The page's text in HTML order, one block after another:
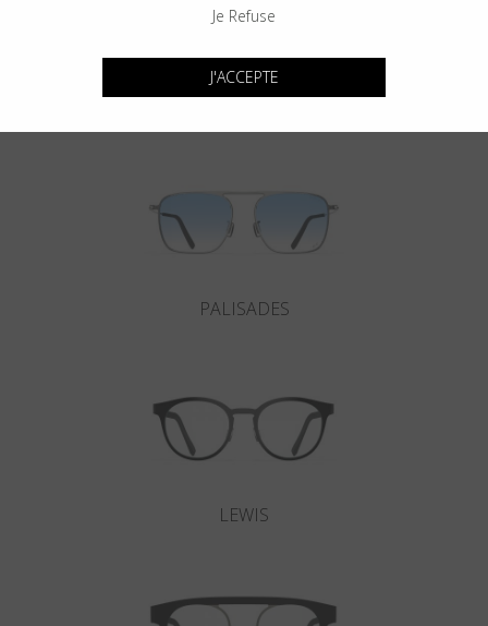
Voir un autre style
PALISADES
LEWIS
Je Refuse
J'ACCEPTE